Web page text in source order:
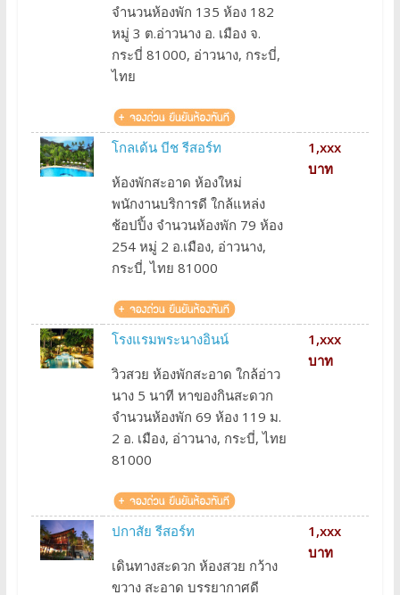
จำนวนห้องพัก 135 ห้อง 182
หมู่ 3 ต.อ่าวนาง อ. เมือง จ.
กระบี่ 81000, อ่าวนาง, กระบี่,
ไทย
โกลเด้น บีช รีสอร์ท
ห้องพักสะอาด ห้องใหม่
พนักงานบริการดี ใกล้แหล่ง
ช้อปปิ้ง จำนวนห้องพัก 79 ห้อง
254 หมู่ 2 อ.เมือง, อ่าวนาง,
กระบี่, ไทย 81000
1,xxx
บาท
โรงแรมพระนางอินน์
วิวสวย ห้องพักสะอาด ใกล้อ่าว
นาง 5 นาที หาของกินสะดวก
จำนวนห้องพัก 69 ห้อง 119 ม.
2 อ. เมือง, อ่าวนาง, กระบี่, ไทย
81000
1,xxx
บาท
ปกาสัย รีสอร์ท
เดินทางสะดวก ห้องสวย กว้าง
ขวาง สะอาด บรรยากาศดี
1,xxx
บาท